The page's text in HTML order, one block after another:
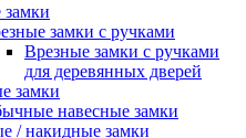
замки с ручками
Врезные замки с ручками
для деревянных дверей
замки
навесные замки
/ накидные замки